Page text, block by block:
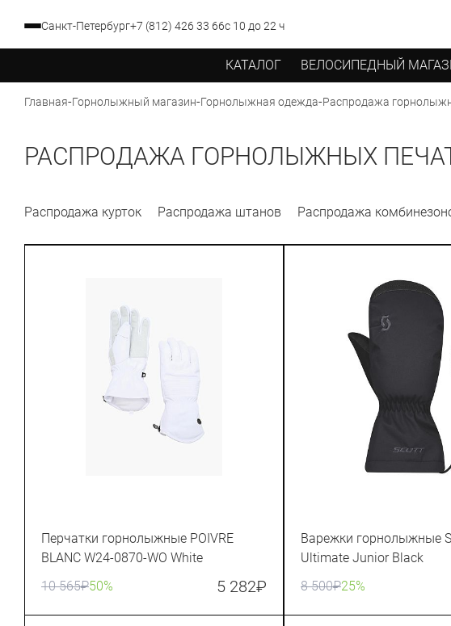
Санкт-Петербург+7 (812) 426 33 66с 10 до 22 ч
КАТАЛОГ ВЕЛОСИПЕДНЫЙ
Главная-Горнолыжный магазин-Горнолыжная одежда-Распродажа
РАСПРОДАЖА ГОРНОЛЫЖНЫХ
Распродажа курток Распродажа штанов Распродажа
Перчатки горнолыжные POIVRE
BLANC W24-0870-WO White
10 565₽50% 5 282₽
Варежки горнолыжные
Ultimate Junior Black
8 500₽25%